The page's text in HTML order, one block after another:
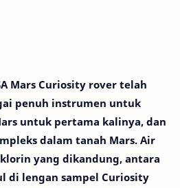
Mars Curiosity rover telah
penuh instrumen untuk
untuk pertama kalinya, dan
dalam tanah Mars. Air
yang dikandung, antara
di lengan sampel Curiosity